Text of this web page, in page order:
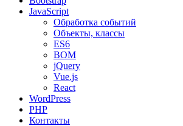
JavaScript
Обработка событий
Объекты, классы
ES6
BOM
jQuery
Vue.js
React
WordPress
PHP
Контакты